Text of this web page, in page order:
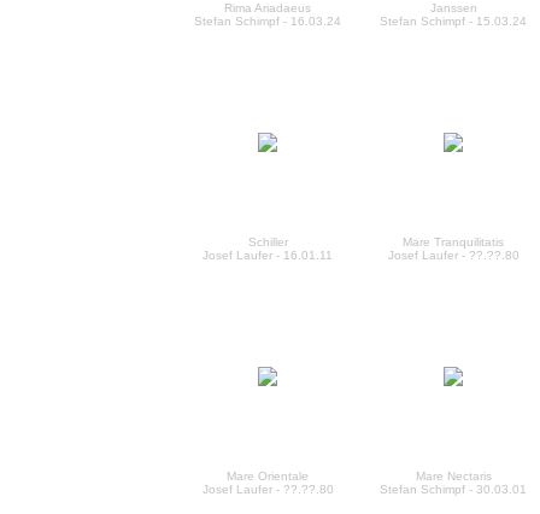
Rima Ariadaeus
Stefan Schimpf - 16.03.24
Janssen
Stefan Schimpf - 15.03.24
Schiller
Josef Laufer - 16.01.11
Mare Tranquilitatis
Josef Laufer - ??.??.80
Mare Orientale
Josef Laufer - ??.??.80
Mare Nectaris
Stefan Schimpf - 30.03.01